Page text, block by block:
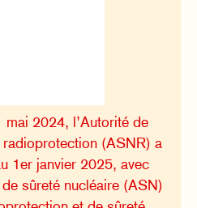
2024, l’Autorité de
(ASNR) a
1er janvier 2025, avec
sûreté nucléaire (ASN)